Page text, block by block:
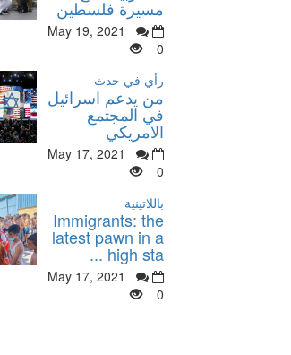
مسيرة فلسطين
May 19, 2021
0
رأي في حدث
من يدعم اسرائيل
في المجتمع
الامريكي
May 17, 2021
0
باللاتينية
Immigrants: the
latest pawn in a
high sta ...
May 17, 2021
0